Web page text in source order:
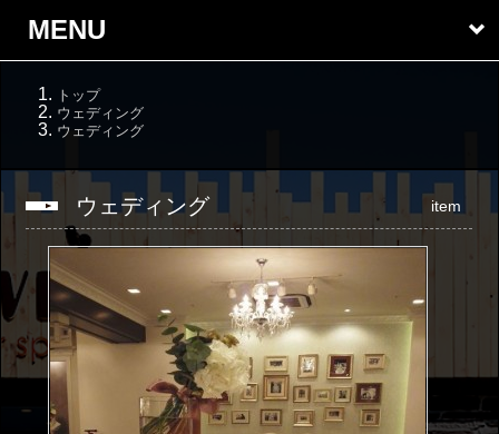
MENU
トップ
ウェディング
ウェディング
ウェディング item